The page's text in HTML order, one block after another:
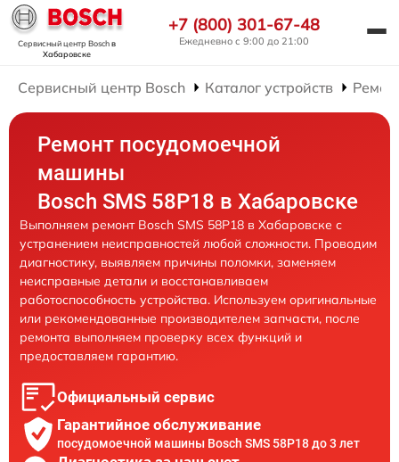
Сервисный центр Boschв
Хабаровске
+7 (800) 301-67-48
Ежедневно с 9:00 до 21:00
Сервисный центр Bosch Каталог устройств
Ремонт посудомоечной
машины
Bosch SMS 58P18 в Хабаровске
Выполняем ремонт Bosch SMS 58P18 в Хабаровске с
устранением неисправностей любой сложности. Проводим
диагностику, выявляем причины поломки, заменяем
неисправные детали и восстанавливаем
работоспособность устройства. Используем оригинальные
или рекомендованные производителем запчасти, после
ремонта выполняем проверку всех функций и
предоставляем гарантию.
Официальный сервис
Гарантийное обслуживание
посудомоечной машины Bosch SMS 58P18 до 3 лет